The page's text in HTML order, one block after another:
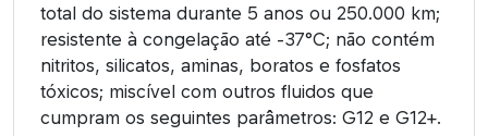
total do sistema durante 5 anos ou 250.000 km;
resistente à congelação até -37°C; não contém
nitritos, silicatos, aminas, boratos e fosfatos
tóxicos; miscível com outros fluidos que
cumpram os seguintes parâmetros: G12 e G12+.